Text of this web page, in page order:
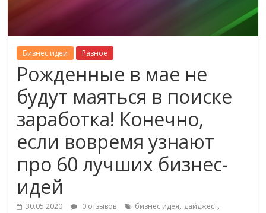
Бизнес идеи Разное
Рожденные в мае не
будут маяться в поиске
заработка! Конечно,
если вовремя узнают
про 60 лучших бизнес-
идей
30.05.2020 0 отзывов бизнес идея, дайджест,